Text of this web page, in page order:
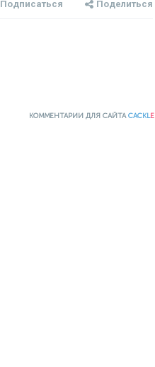
Подписаться Поделиться
КОММЕНТАРИИ ДЛЯ САЙТАCACKLE